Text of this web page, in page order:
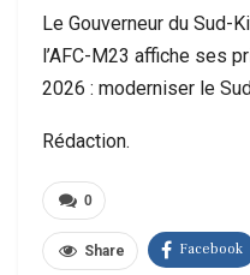
Le Gouverneur du Sud-
l’AFC-M23 affiche ses
2026 : moderniser le
Rédaction.
0
Share Facebook